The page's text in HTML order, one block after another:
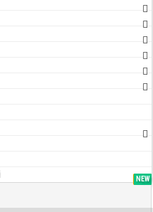
TOP
NEW
NEW
NEW